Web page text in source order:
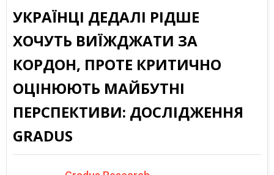
УКРАЇНЦІ ДЕДАЛІ РІДШЕ
ХОЧУТЬ ВИЇЖДЖАТИ ЗА
КОРДОН, ПРОТЕ КРИТИЧНО
ОЦІНЮЮТЬ МАЙБУТНІ
ПЕРСПЕКТИВИ: ДОСЛІДЖЕННЯ
GRADUS